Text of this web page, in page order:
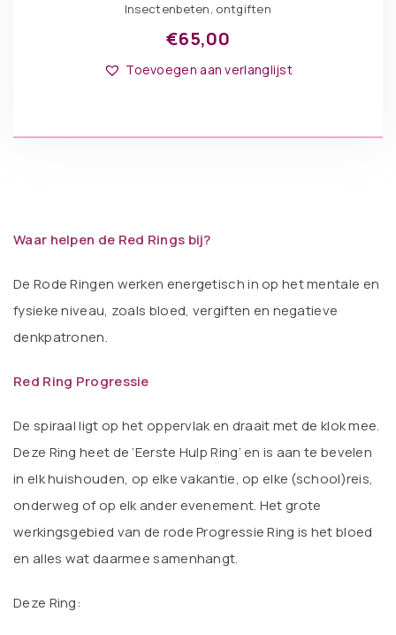
Insectenbeten, ontgiften
€65,00
Toevoegen aan verlanglijst
Waar helpen de Red Rings bij?
De Rode Ringen werken energetisch in op het mentale en
fysieke niveau, zoals bloed, vergiften en negatieve
denkpatronen.
Red Ring Progressie
De spiraal ligt op het oppervlak en draait met de klok mee.
Deze Ring heet de ‘Eerste Hulp Ring’ en is aan te bevelen
in elk huishouden, op elke vakantie, op elke (school)reis,
onderweg of op elk ander evenement. Het grote
werkingsgebied van de rode Progressie Ring is het bloed
en alles wat daarmee samenhangt.
Deze Ring: